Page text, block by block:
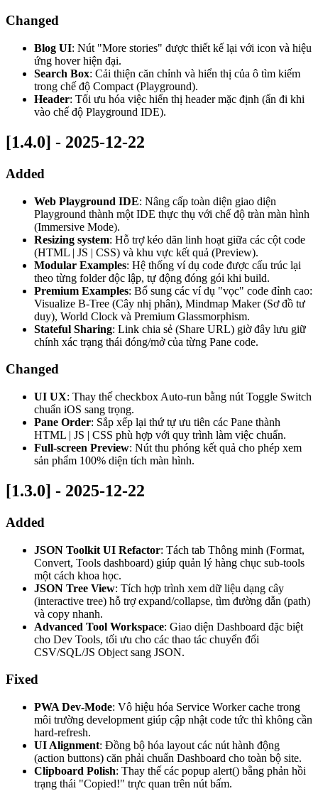
Changed
Blog UI: Nút "More stories" được thiết kế lại với icon và hiệu
ứng hover hiện đại.
Search Box: Cải thiện căn chỉnh và hiển thị của ô tìm kiếm
trong chế độ Compact (Playground).
Header: Tối ưu hóa việc hiển thị header mặc định (ẩn đi khi
vào chế độ Playground IDE).
[1.4.0] - 2025-12-22
Added
Web Playground IDE: Nâng cấp toàn diện giao diện
Playground thành một IDE thực thụ với chế độ tràn màn hình
(Immersive Mode).
Resizing system: Hỗ trợ kéo dãn linh hoạt giữa các cột code
(HTML | JS | CSS) và khu vực kết quả (Preview).
Modular Examples: Hệ thống ví dụ code được cấu trúc lại
theo từng folder độc lập, tự động đóng gói khi build.
Premium Examples: Bổ sung các ví dụ "vọc" code đỉnh cao:
Visualize B-Tree (Cây nhị phân), Mindmap Maker (Sơ đồ tư
duy), World Clock và Premium Glassmorphism.
Stateful Sharing: Link chia sẻ (Share URL) giờ đây lưu giữ
chính xác trạng thái đóng/mở của từng Pane code.
Changed
UI UX: Thay thế checkbox Auto-run bằng nút Toggle Switch
chuẩn iOS sang trọng.
Pane Order: Sắp xếp lại thứ tự ưu tiên các Pane thành
HTML | JS | CSS phù hợp với quy trình làm việc chuẩn.
Full-screen Preview: Nút thu phóng kết quả cho phép xem
sản phẩm 100% diện tích màn hình.
[1.3.0] - 2025-12-22
Added
JSON Toolkit UI Refactor: Tách tab Thông minh (Format,
Convert, Tools dashboard) giúp quản lý hàng chục sub-tools
một cách khoa học.
JSON Tree View: Tích hợp trình xem dữ liệu dạng cây
(interactive tree) hỗ trợ expand/collapse, tìm đường dẫn (path)
và copy nhanh.
Advanced Tool Workspace: Giao diện Dashboard đặc biệt
cho Dev Tools, tối ưu cho các thao tác chuyển đổi
CSV/SQL/JS Object sang JSON.
Fixed
PWA Dev-Mode: Vô hiệu hóa Service Worker cache trong
môi trường development giúp cập nhật code tức thì không cần
hard-refresh.
UI Alignment: Đồng bộ hóa layout các nút hành động
(action buttons) căn phải chuẩn Dashboard cho toàn bộ site.
Clipboard Polish: Thay thế các popup alert() bằng phản hồi
trạng thái "Copied!" trực quan trên nút bấm.